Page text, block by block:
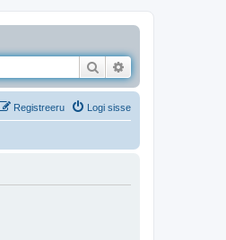
Otsi
Logi sisse
Registreeru